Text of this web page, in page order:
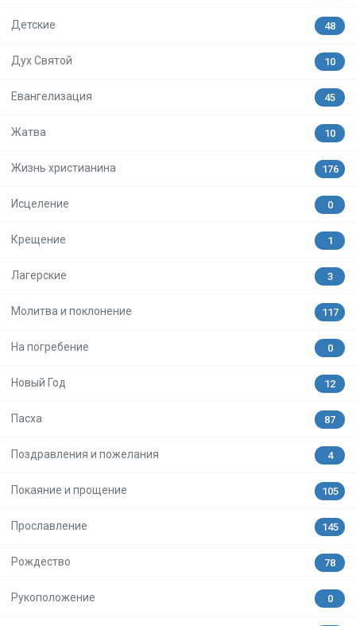
Детские 48
Дух Святой 10
Евангелизация 45
Жатва 10
Жизнь христианина 176
Исцеление 0
Крещение 1
Лагерские 3
Молитва и поклонение 117
На погребение 0
Новый Год 12
Пасха 87
Поздравления и пожелания 4
Покаяние и прощение 105
Прославление 145
Рождество 78
Рукоположение 0